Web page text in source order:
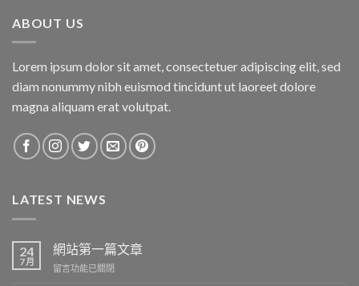
ABOUT US
Lorem ipsum dolor sit amet, consectetuer adipiscing elit, sed
diam nonummy nibh euismod tincidunt ut laoreet dolore
magna aliquam erat volutpat.
LATEST NEWS
24
7 月
網站第一篇文章
在
留言功能已關閉